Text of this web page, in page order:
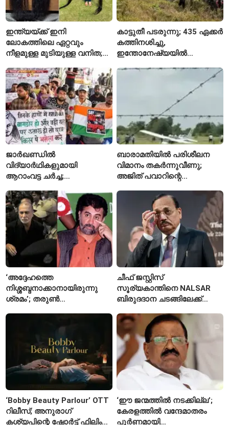
ഇന്ത്യയ്ക്ക് ഇനി
ലോകത്തിലെ ഏറ്റവും
നീളമുള്ള മുടിയുള്ള വനിത;
കാട്ടുതീ പടരുന്നു; 435 ഏക്കർ
കത്തിനശിച്ചു,
ഇന്തോനേഷ്യയിൽ
ജാർഖണ്ഡിൽ
വിദ്യാർഥികളുമായി
ആറാംവട്ട ചർച്ച;
ദിവസത്തിലേക്ക്
ബാരാമതിയിൽ പരിശീലന
വിമാനം തകർന്നുവീണു;
അജിത് പവാറിന്റെ
രണ്ടാമത്തെ സംഭവം
‘അദ്ദേഹത്തെ
നിശ്ശബ്ദനാക്കാനായിരുന്നു
ശ്രമം’; തരുണ്‍
കാരണമെന്ന് മകൾ
ചീഫ് ജസ്റ്റിസ്
സൂര്യകാന്തിനെ NALSAR
ബിരുദദാന ചടങ്ങിലേക്ക്
വിദ്യാർഥികളുടെ എതിർപ്പ്
‘Bobby Beauty Parlour’ OTT
റിലീസ്; അനുരാഗ്
കശ്യപിന്റെ ഷോർട്ട് ഫിലിം
‘ഈ ജന്മത്തിൽ നടക്കില്ല’;
കേരളത്തിൽ വന്ദേമാതരം
പൂർണമായി